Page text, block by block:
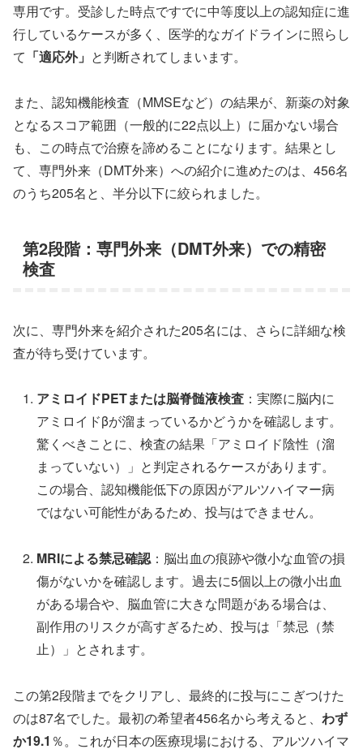
専用です。受診した時点ですでに中等度以上の認知症に進
行しているケースが多く、医学的なガイドラインに照らし
て 「適応外」 と判断されてしまいます。
また、認知機能検査（MMSEなど）の結果が、新薬の対象
となるスコア範囲（一般的に22点以上）に届かない場合
も、この時点で治療を諦めることになります。結果とし
て、専門外来（DMT外来）への紹介に進めたのは、456名
のうち205名と、半分以下に絞られました。
第2段階：専門外来（DMT外来）での精密
検査
次に、専門外来を紹介された205名には、さらに詳細な検
査が待ち受けています。
アミロイドPETまたは脳脊髄液検査 ：実際に脳内に
アミロイドβが溜まっているかどうかを確認します。
驚くべきことに、検査の結果「アミロイド陰性（溜
まっていない）」と判定されるケースがあります。
この場合、認知機能低下の原因がアルツハイマー病
ではない可能性があるため、投与はできません。
MRIによる禁忌確認：脳出血の痕跡や微小な血管の損
傷がないかを確認します。過去に5個以上の微小出血
がある場合や、脳血管に大きな問題がある場合は、
副作用のリスクが高すぎるため、投与は「禁忌（禁
止）」とされます。
この第2段階までをクリアし、最終的に投与にこぎつけた
のは87名でした。最初の希望者456名から考えると、 わず
か19.1 ％。これが日本の医療現場における、アルツハイマ